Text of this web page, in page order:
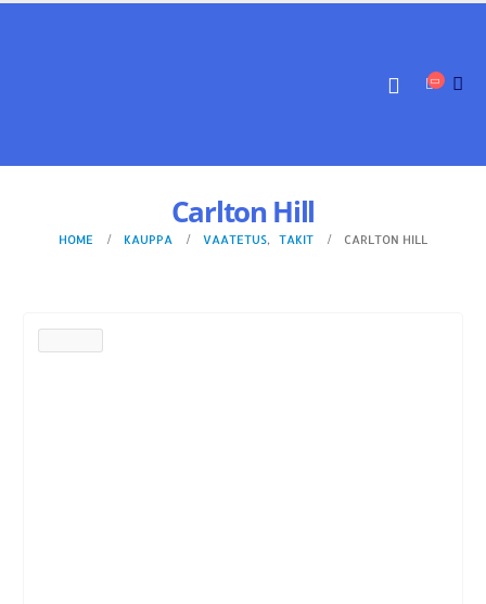
Carlton Hill
HOME KAUPPA VAATETUS, TAKIT CARLTON HILL